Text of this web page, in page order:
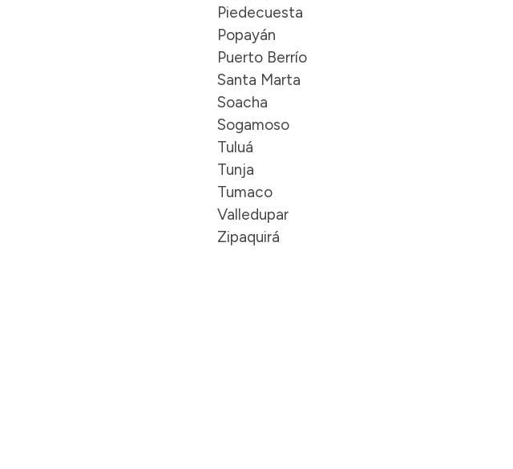
Piedecuesta
Popayán
Puerto Berrío
Santa Marta
Soacha
Sogamoso
Tuluá
Tunja
Tumaco
Valledupar
Zipaquirá